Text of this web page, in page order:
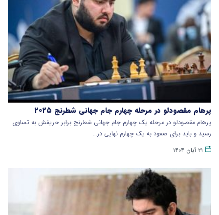
پرهام مقصودلو در مرحله چهارم جام جهانی شطرنج ۲۰۲۵
پرهام مقصودلو در مرحله یک چهارم جام جهانی شطرنج برابر حریفش به تساوی
رسید و باید برای صعود به یک چهارم نهایی در…
۲۱ آبان ۱۴۰۴